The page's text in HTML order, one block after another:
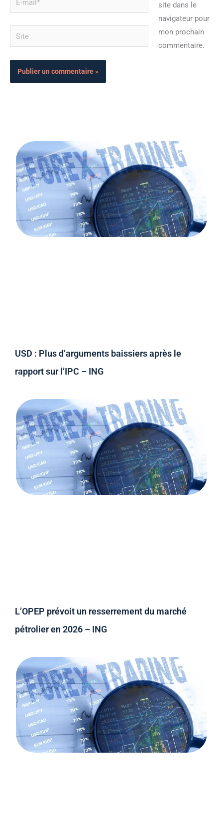
mail*
Site
site dans le
navigateur pour
mon prochain
commentaire.
USD : Plus d’arguments baissiers après le
rapport sur l’IPC – ING
L’OPEP prévoit un resserrement du marché
pétrolier en 2026 – ING